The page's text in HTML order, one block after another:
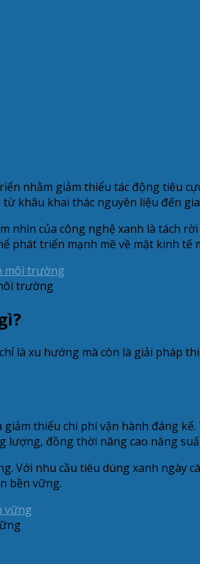
nhằm giảm thiểu tác động tiêu
khâu khai thác nguyên liệu đến
nhìn của công nghệ xanh là tách
phát triển mạnh mẽ về mặt kinh
trường
là xu hướng mà còn là giải pháp
thiểu chi phí vận hành đáng
lượng, đồng thời nâng cao năng
nhu cầu tiêu dùng xanh ngày
bền vững.